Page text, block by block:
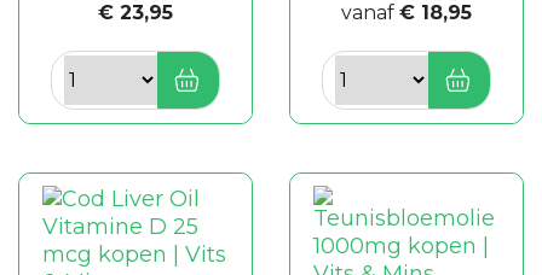
€ 23,95 vanaf € 18,95